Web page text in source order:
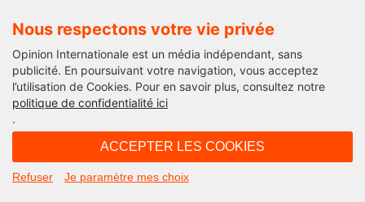
Nous respectons votre vie privée
Opinion Internationale est un média indépendant, sans
publicité. En poursuivant votre navigation, vous acceptez
l’utilisation de Cookies. Pour en savoir plus, consultez notre
politique de confidentialité ici
.
ACCEPTER LES COOKIES
Refuser Je paramètre mes choix
Edito
Dr Dominique Bellecour (UME-